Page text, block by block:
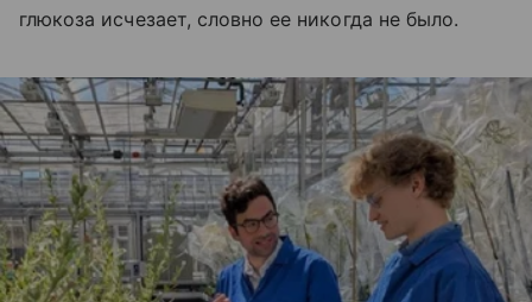
глюкоза исчезает, словно ее никогда не было.